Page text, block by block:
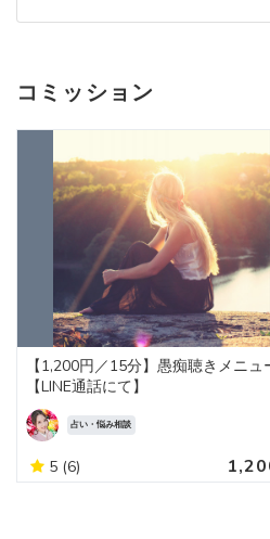
コミッション
【1,200円／15分】愚痴聴きメニュ
【LINE通話にて】
占い・悩み相談
5 (6)